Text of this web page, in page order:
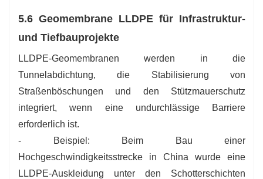
5.6 Geomembrane LLDPE für Infrastruktur-
und Tiefbauprojekte
LLDPE-Geomembranen werden in die
Tunnelabdichtung, die Stabilisierung von
Straßenböschungen und den Stützmauerschutz
integriert, wenn eine undurchlässige Barriere
erforderlich ist.
- Beispiel: Beim Bau einer
Hochgeschwindigkeitsstrecke in China wurde eine
LLDPE-Auskleidung unter den Schotterschichten